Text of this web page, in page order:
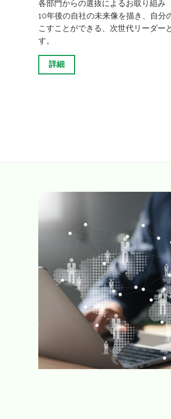
各部門からの選抜によるお取り組み
10年後の自社の未来像を描き、自分
こすことができる、次世代リーダー
す。
詳細